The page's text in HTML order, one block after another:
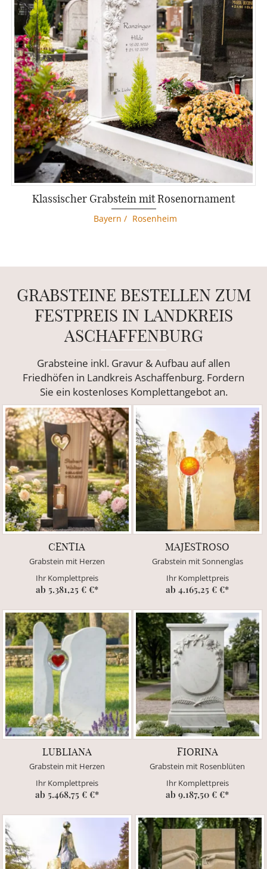
Klassischer Grabstein mit Rosenornament
Bayern / Rosenheim
GRABSTEINE BESTELLEN ZUM
FESTPREIS IN LANDKREIS
ASCHAFFENBURG
Grabsteine inkl. Gravur & Aufbau auf allen
Friedhöfen in Landkreis Aschaffenburg. Fordern
Sie ein kostenloses Komplettangebot an.
CENTIA
Grabstein mit Herzen
Ihr Komplettpreis
ab 5.381,25 € €*
MAJESTROSO
Grabstein mit Sonnenglas
Ihr Komplettpreis
ab 4.165,25 € €*
LUBLIANA
Grabstein mit Herzen
Ihr Komplettpreis
ab 5.468,75 € €*
FIORINA
Grabstein mit Rosenblüten
Ihr Komplettpreis
ab 9.187,50 € €*